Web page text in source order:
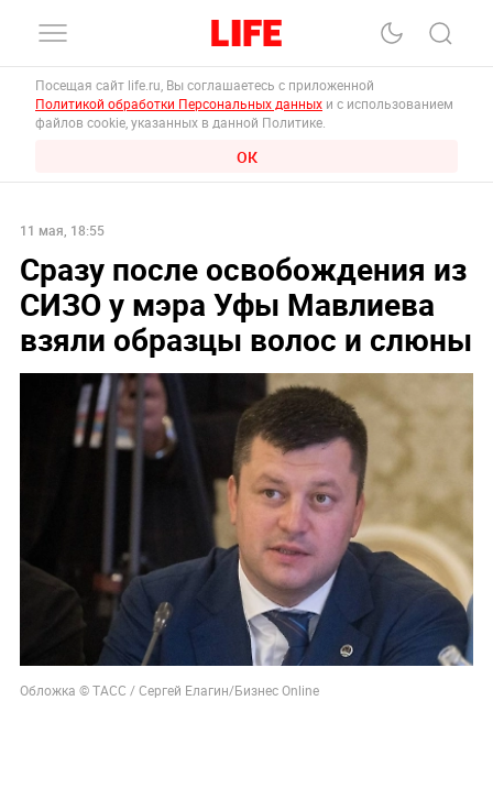
Посещая сайт life.ru, Вы соглашаетесь с приложенной
Политикой обработки Персональных данных и с использованием
файлов cookie, указанных в данной Политике.
ОК
11 мая, 18:55
Сразу после освобождения из
СИЗО у мэра Уфы Мавлиева
взяли образцы волос и слюны
Обложка © ТАСС / Сергей Елагин/Бизнес Online